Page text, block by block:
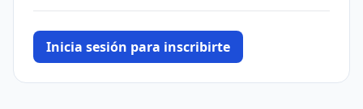
Inicia sesión para inscribirte